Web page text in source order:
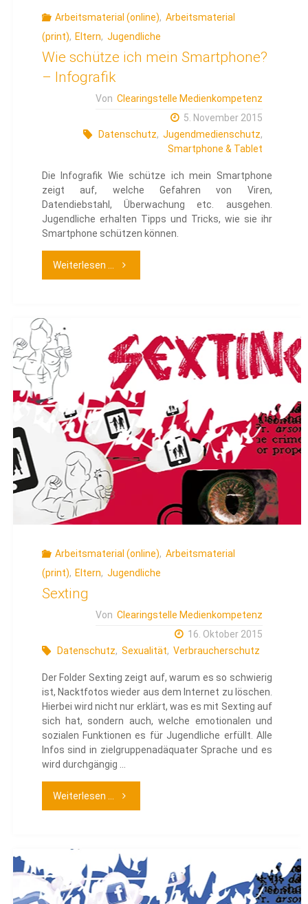
Arbeitsmaterial (online), Arbeitsmaterial
(print), Eltern, Jugendliche
Wie schütze ich mein Smartphone?
– Infografik
Von Clearingstelle Medienkompetenz
5. November 2015
Datenschutz, Jugendmedienschutz,
Smartphone & Tablet
Die Infografik Wie schütze ich mein Smartphone
zeigt auf, welche Gefahren von Viren,
Datendiebstahl, Überwachung etc. ausgehen.
Jugendliche erhalten Tipps und Tricks, wie sie ihr
Smartphone schützen können.
Weiterlesen ... "Wie
mein
Smartphone?
–
Infografik"
Arbeitsmaterial (online), Arbeitsmaterial
(print), Eltern, Jugendliche
Sexting
Von Clearingstelle Medienkompetenz
16. Oktober 2015
Datenschutz, Sexualität, Verbraucherschutz
Der Folder Sexting zeigt auf, warum es so schwierig
ist, Nacktfotos wieder aus dem Internet zu löschen.
Hierbei wird nicht nur erklärt, was es mit Sexting auf
sich hat, sondern auch, welche emotionalen und
sozialen Funktionen es für Jugendliche erfüllt. Alle
Infos sind in zielgruppenadäquater Sprache und es
wird durchgängig …
Weiterlesen ... "Sexting"